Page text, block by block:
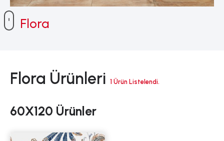
Flora
Flora Ürünleri 1 Ürün Listelendi.
60X120 Ürünler